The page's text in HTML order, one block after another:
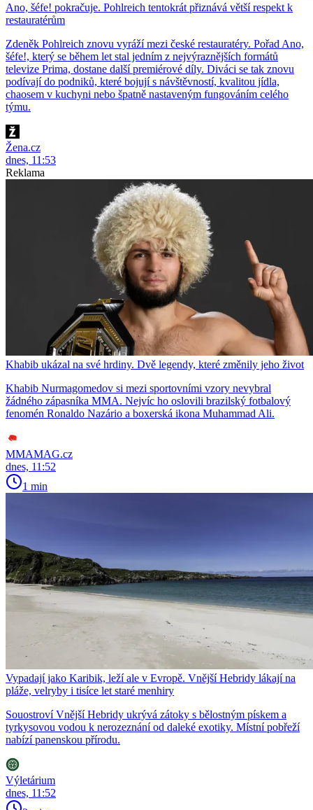
Ano, šéfe! pokračuje. Pohlreich tentokrát přiznává větší respekt k
restauratérům
Zdeněk Pohlreich znovu vyráží mezi české restauratéry. Pořad Ano,
šéfe!, který se během let stal jedním z nejvýraznějších formátů
televize Prima, dostane další premiérové díly. Diváci se tak znovu
podívají do podniků, které bojují s návštěvností, kvalitou jídla,
chaosem v kuchyni nebo špatně nastaveným fungováním celého
týmu.
Žena.cz
dnes, 11:53
Reklama
Khabib ukázal na své hrdiny. Dvě legendy, které změnily jeho život
Khabib Nurmagomedov si mezi sportovními vzory nevybral
žádného zápasníka MMA. Nejvíc ho oslovili brazilský fotbalový
fenomén Ronaldo Nazário a boxerská ikona Muhammad Ali.
MMAMAG.cz
dnes, 11:52
1 min
Vypadají jako Karibik, leží ale v Evropě. Vnější Hebridy lákají na
pláže, velryby i tisíce let staré menhiry
Souostroví Vnější Hebridy ukrývá zátoky s bělostným pískem a
tyrkysovou vodou k nerozeznání od daleké exotiky. Místní pobřeží
nabízí panenskou přírodu.
Výletárium
dnes, 11:52